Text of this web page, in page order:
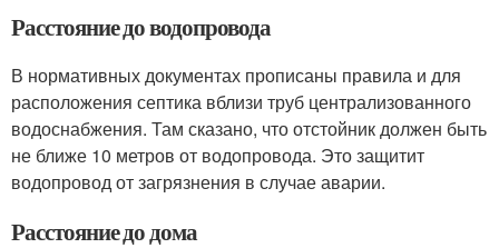
Расстояние до водопровода
В нормативных документах прописаны правила и для
расположения септика вблизи труб централизованного
водоснабжения. Там сказано, что отстойник должен быть
не ближе 10 метров от водопровода. Это защитит
водопровод от загрязнения в случае аварии.
Расстояние до дома